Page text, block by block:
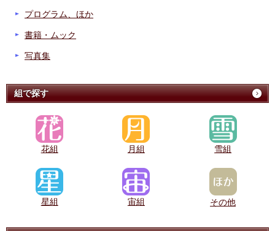
プログラム、ほか
書籍・ムック
写真集
組で探す
花組 月組 雪組
星組 宙組 その他